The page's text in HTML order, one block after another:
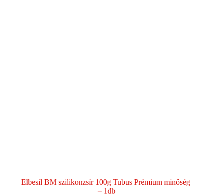
Elbesil BM szilikonzsír 100g Tubus Prémium minőség
– 1db